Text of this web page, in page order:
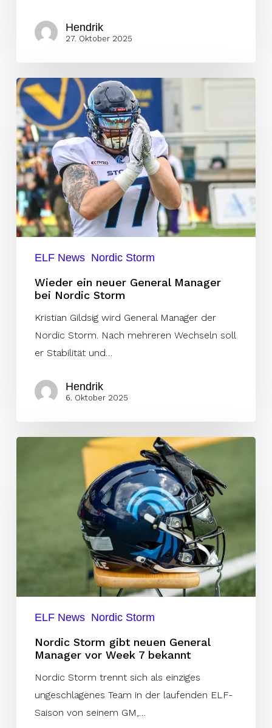
Hendrik
27. Oktober 2025
Wieder
ein
neuer
General
Manager
bei
Nordic
Storm
ELF News Nordic Storm
Wieder ein neuer General Manager
bei Nordic Storm
Kristian Gildsig wird General Manager der
Nordic Storm. Nach mehreren Wechseln soll
er Stabilität und…
Hendrik
6. Oktober 2025
Week
ELF News Nordic Storm
Nordic Storm gibt neuen General
Manager vor Week 7 bekannt
Nordic Storm trennt sich als einziges
ungeschlagenes Team in der laufenden ELF-
Saison von seinem GM,…